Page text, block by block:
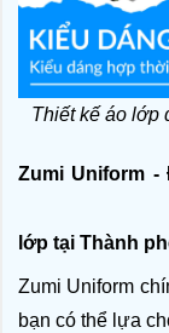
Thiết kế áo lớp
Zumi Uniform
lớp tại Thành
Zumi Uniform
bạn có thể lựa